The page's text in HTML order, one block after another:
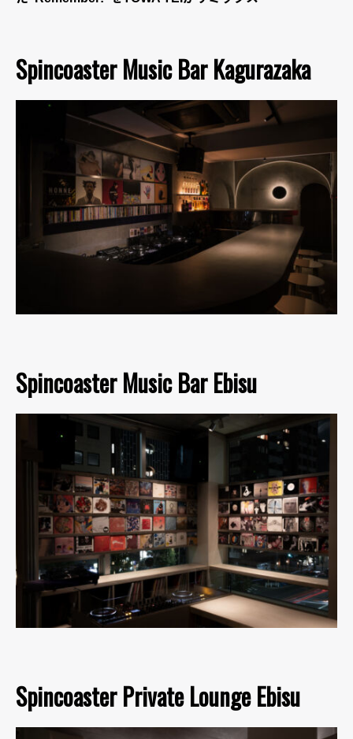
Spincoaster Music Bar Kagurazaka
Spincoaster Music Bar Ebisu
Spincoaster Private Lounge Ebisu